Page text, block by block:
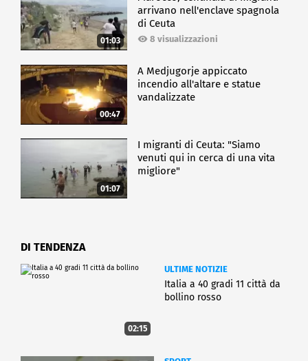
01:03
arrivano nell'enclave spagnola
di Ceuta
8 visualizzazioni
00:47
A Medjugorje appiccato
incendio all'altare e statue
vandalizzate
01:07
I migranti di Ceuta: "Siamo
venuti qui in cerca di una vita
migliore"
DI TENDENZA
02:15
ULTIME NOTIZIE
Italia a 40 gradi 11 città da
bollino rosso